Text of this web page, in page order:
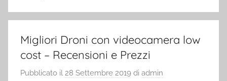
Migliori Droni con videocamera low
cost – Recensioni e Prezzi
Pubblicato il 28 Settembre 2019 di admin